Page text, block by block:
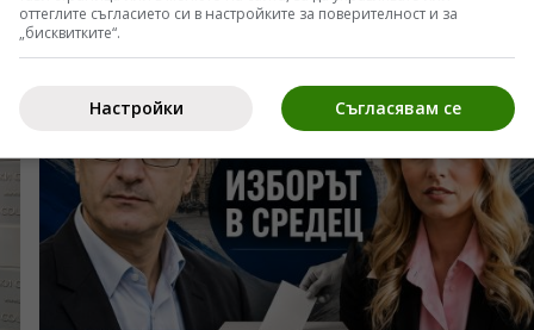
оттеглите съгласието си в настройките за поверителност и за
„бисквитките“.
Съгласявам се
Настройки